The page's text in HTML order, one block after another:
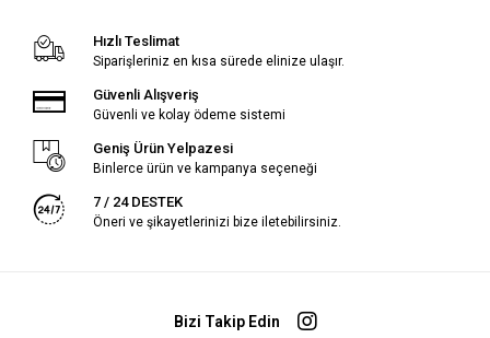
Hızlı Teslimat
Siparişleriniz en kısa sürede elinize ulaşır.
Güvenli Alışveriş
Güvenli ve kolay ödeme sistemi
Geniş Ürün Yelpazesi
Binlerce ürün ve kampanya seçeneği
7 / 24 DESTEK
Öneri ve şikayetlerinizi bize iletebilirsiniz.
Bizi Takip Edin